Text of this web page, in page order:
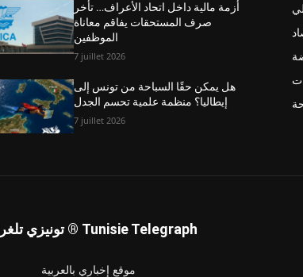
أزمة مالية داخل اتحاد الأعراف… تأخر
صرف المستحقات يفاقم معاناة
الموظفين
7 juillet 2026
هل يمكن حقًا السباحة من تونس إلى
إيطاليا؟ منظمة علمية تحسم الجدل
7 juillet 2026
تونيزي تلغراف ® Tunisie Telegraph
موقع إخباري بالعربية